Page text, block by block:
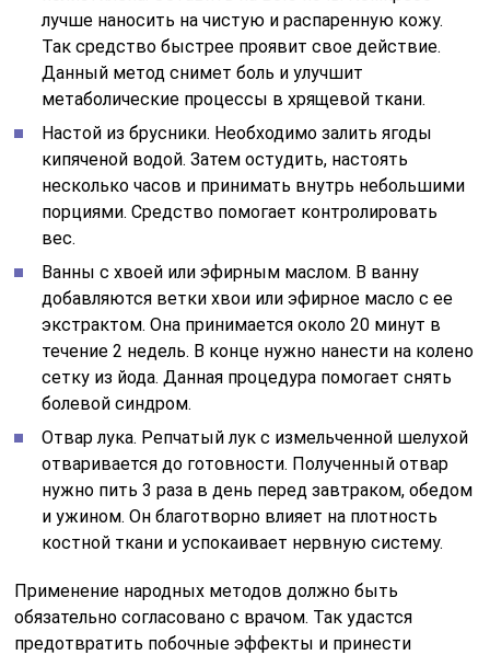
лучше наносить на чистую и распаренную кожу.
Так средство быстрее проявит свое действие.
Данный метод снимет боль и улучшит
метаболические процессы в хрящевой ткани.
Настой из брусники. Необходимо залить ягоды
кипяченой водой. Затем остудить, настоять
несколько часов и принимать внутрь небольшими
порциями. Средство помогает контролировать
вес.
Ванны с хвоей или эфирным маслом. В ванну
добавляются ветки хвои или эфирное масло с ее
экстрактом. Она принимается около 20 минут в
течение 2 недель. В конце нужно нанести на колено
сетку из йода. Данная процедура помогает снять
болевой синдром.
Отвар лука. Репчатый лук с измельченной шелухой
отваривается до готовности. Полученный отвар
нужно пить 3 раза в день перед завтраком, обедом
и ужином. Он благотворно влияет на плотность
костной ткани и успокаивает нервную систему.
Применение народных методов должно быть
обязательно согласовано с врачом. Так удастся
предотвратить побочные эффекты и принести